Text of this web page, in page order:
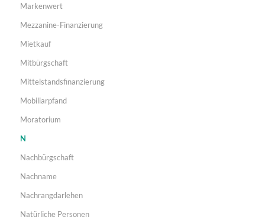
Markenwert
Mezzanine-Finanzierung
Mietkauf
Mitbürgschaft
Mittelstandsfinanzierung
Mobiliarpfand
Moratorium
N
Nachbürgschaft
Nachname
Nachrangdarlehen
Natürliche Personen